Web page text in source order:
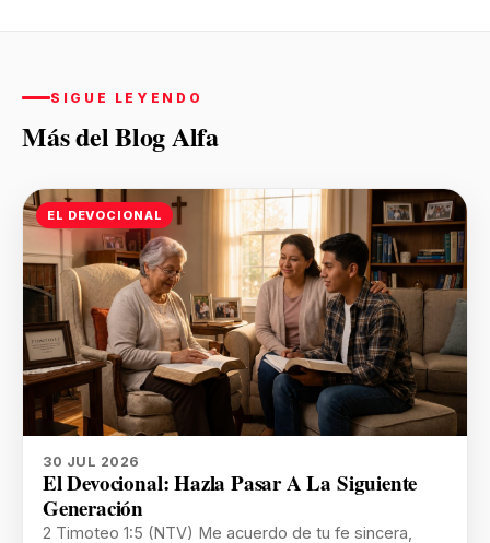
SIGUE LEYENDO
Más del Blog Alfa
EL DEVOCIONAL
30 JUL 2026
El Devocional: Hazla Pasar A La Siguiente
Generación
2 Timoteo 1:5 (NTV) Me acuerdo de tu fe sincera,